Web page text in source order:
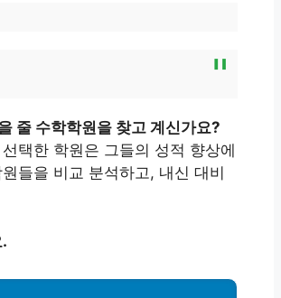
줄 수학학원을 찾고 계신가요?
택한 학원은 그들의 성적 향상에
들을 비교 분석하고, 내신 대비